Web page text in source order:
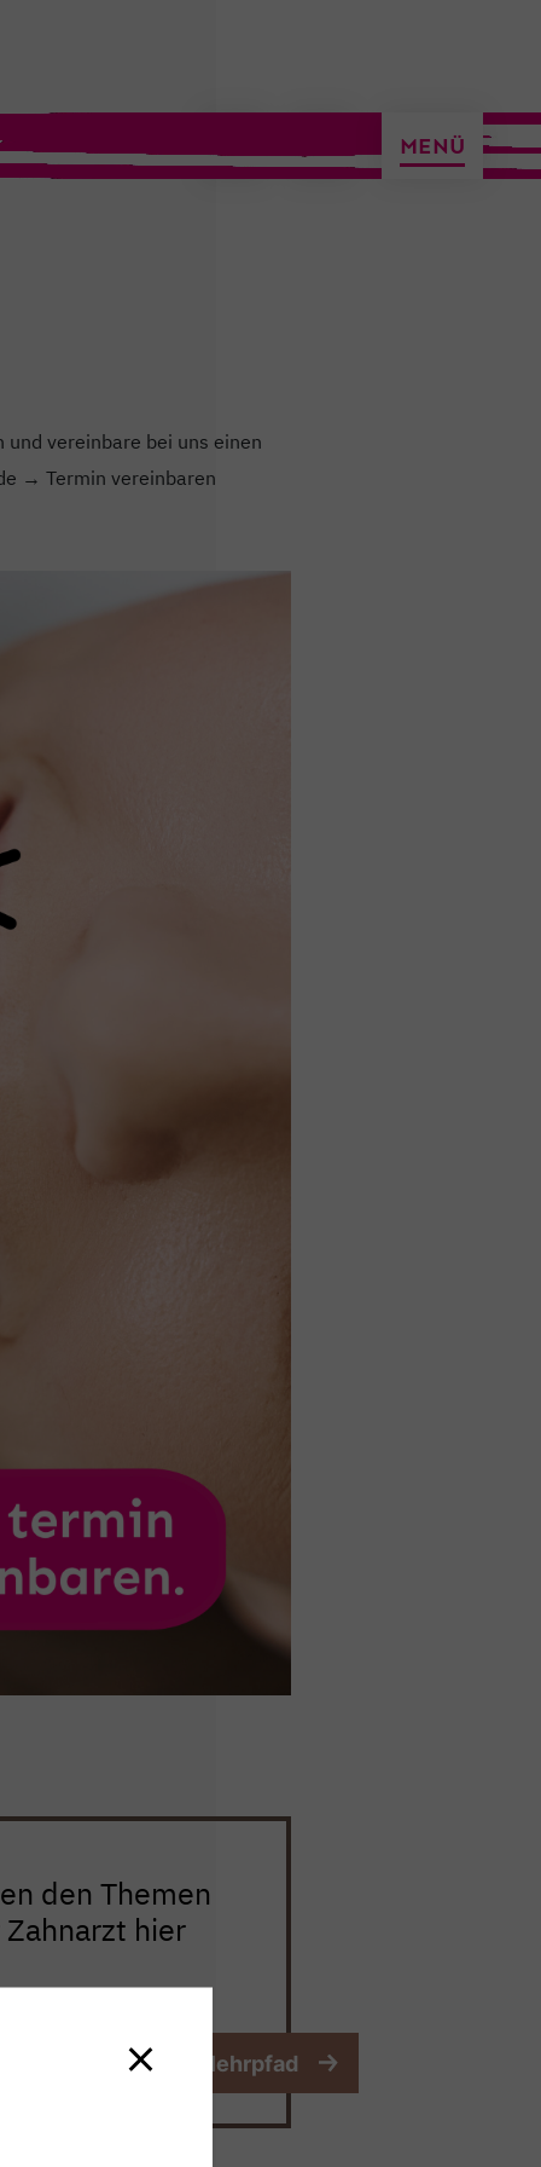
vereinbaren MENÜ
vereinbare bei uns einen
→ Termin vereinbaren
den Themen
hier
zum digitalen Atemlehrpfad